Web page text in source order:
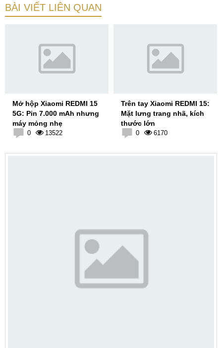
BÀI VIẾT LIÊN QUAN
Mở hộp Xiaomi REDMI 15
5G: Pin 7.000 mAh nhưng
máy mỏng nhẹ
0 13522
Trên tay Xiaomi REDMI 15:
Mặt lưng trang nhã, kích
thước lớn
0 6170